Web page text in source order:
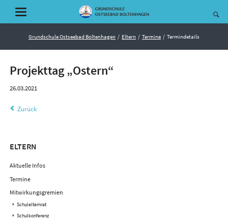
Grundschule Ostseebad Boltenhagen Eltern Termine Termindetails
Projekttag „Ostern“
26.03.2021
Zurück
Navigation
ELTERN
Aktuelle Infos
Termine
Mitwirkungsgremien
Schulelternrat
Schulkonferenz